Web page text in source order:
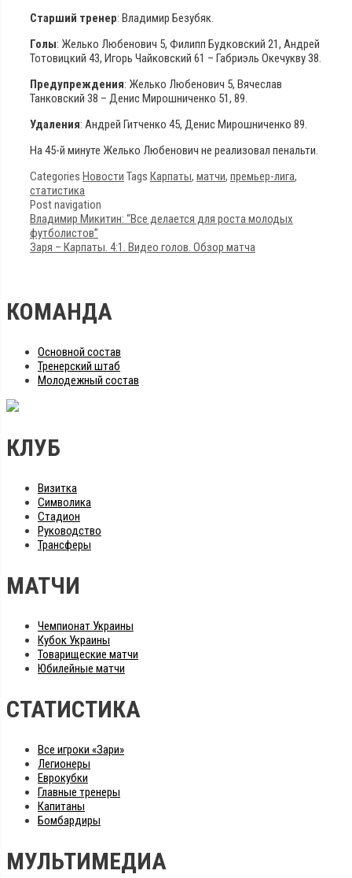
Старший тренер: Владимир Безубяк.
Голы: Желько Любенович 5, Филипп Будковский 21, Андрей
Тотовицкий 43, Игорь Чайковский 61 – Габриэль Окечукву 38.
Предупреждения: Желько Любенович 5, Вячеслав
Танковский 38 – Денис Мирошниченко 51, 89.
Удаления: Андрей Гитченко 45, Денис Мирошниченко 89.
На 45-й минуте Желько Любенович не реализовал пенальти.
Categories Новости Tags Карпаты, матчи, премьер-лига,
статистика
Post navigation
Владимир Микитин: “Все делается для роста молодых
футболистов”
Заря – Карпаты. 4:1. Видео голов. Обзор матча
КОМАНДА
Основной состав
Тренерский штаб
Молодежный состав
КЛУБ
Визитка
Символика
Стадион
Руководство
Трансферы
МАТЧИ
Чемпионат Украины
Кубок Украины
Товарищеские матчи
Юбилейные матчи
СТАТИСТИКА
Все игроки «Зари»
Легионеры
Еврокубки
Главные тренеры
Капитаны
Бомбардиры
МУЛЬТИМЕДИА